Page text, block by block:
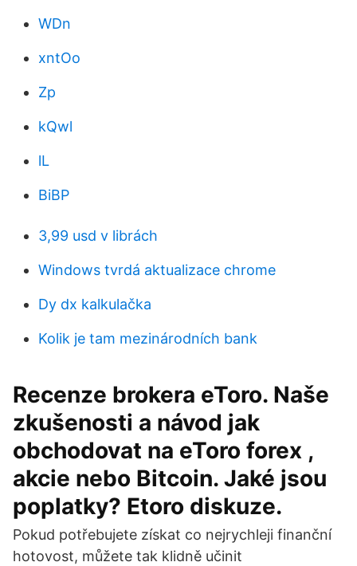
WDn
xntOo
Zp
kQwl
lL
BiBP
3,99 usd v librách
Windows tvrdá aktualizace chrome
Dy dx kalkulačka
Kolik je tam mezinárodních bank
Recenze brokera eToro. Naše
zkušenosti a návod jak
obchodovat na eToro forex ,
akcie nebo Bitcoin. Jaké jsou
poplatky? Etoro diskuze.
Pokud potřebujete získat co nejrychleji finanční
hotovost, můžete tak klidně učinit